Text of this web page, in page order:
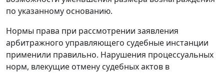
по указанному основанию.
Нормы права при рассмотрении заявления
арбитражного управляющего судебные инстанции
применили правильно. Нарушения процессуальных
норм, влекущие отмену судебных актов в